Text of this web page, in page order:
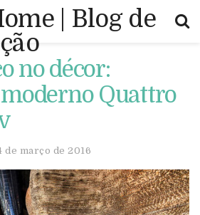
no décor:
moderno Quattro
de março de 2016